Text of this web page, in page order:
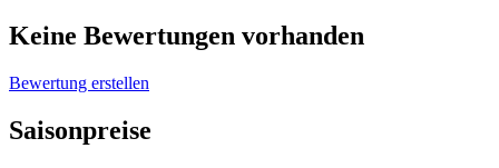
Keine Bewertungen vorhanden
Bewertung erstellen
Saisonpreise